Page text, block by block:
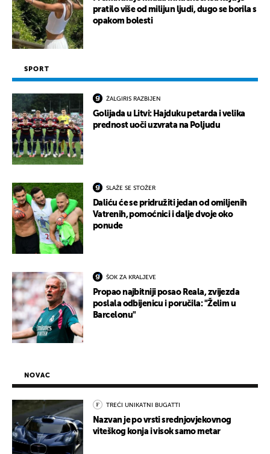
pratilo više od milijun ljudi, dugo se borila s
opakom bolesti
SPORT
ŽALGIRIS RAZBIJEN
Golijada u Litvi: Hajduku petarda i velika
prednost uoči uzvrata na Poljudu
SLAŽE SE STOŽER
Daliću će se pridružiti jedan od omiljenih
Vatrenih, pomoćnici i dalje dvoje oko
ponude
ŠOK ZA KRALJEVE
Propao najbitniji posao Reala, zvijezda
poslala odbijenicu i poručila: "Želim u
Barcelonu"
NOVAC
TREĆI UNIKATNI BUGATTI
Nazvan je po vrsti srednjovjekovnog
viteškog konja i visok samo metar